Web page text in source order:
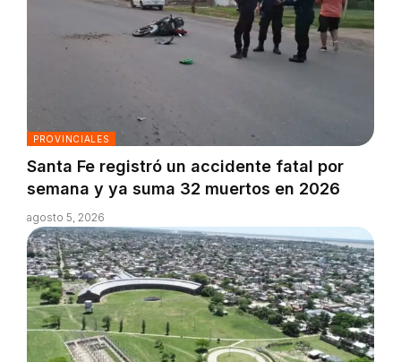
PROVINCIALES
Santa Fe registró un accidente fatal por
semana y ya suma 32 muertos en 2026
agosto 5, 2026